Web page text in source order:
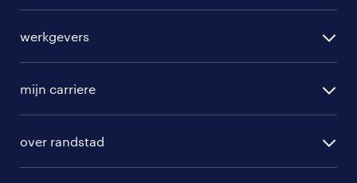
randstad professional
randstad digital
werkgevers
hr-diensten
branches
mijn carriere
over randstad